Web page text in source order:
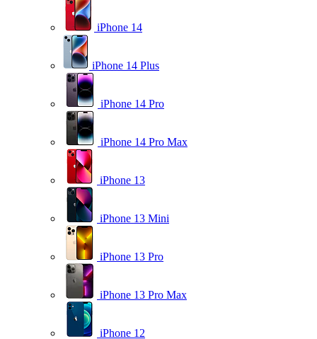
iPhone 14
iPhone 14 Plus
iPhone 14 Pro
iPhone 14 Pro Max
iPhone 13
iPhone 13 Mini
iPhone 13 Pro
iPhone 13 Pro Max
iPhone 12